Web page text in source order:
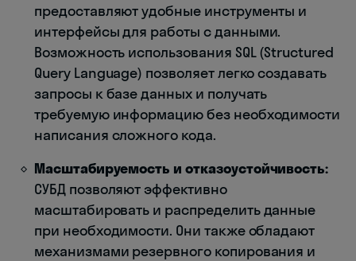
предоставляют удобные инструменты и
интерфейсы для работы с данными.
Возможность использования SQL (Structured
Query Language) позволяет легко создавать
запросы к базе данных и получать
требуемую информацию без необходимости
написания сложного кода.
Масштабируемость и отказоустойчивость:
СУБД позволяют эффективно
масштабировать и распределить данные
при необходимости. Они также обладают
механизмами резервного копирования и